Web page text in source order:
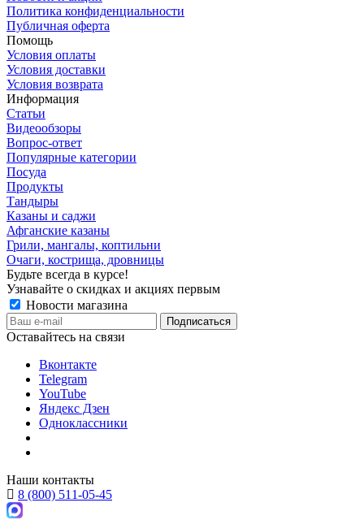
Политика конфиденциальности
Публичная оферта
Помощь
Условия оплаты
Условия доставки
Условия возврата
Информация
Статьи
Видеообзоры
Вопрос-ответ
Популярные категории
Посуда
Продукты
Тандыры
Казаны и саджи
Афганские казаны
Грили, мангалы, коптильни
Очаги, кострища, дровницы
Будьте всегда в курсе!
Узнавайте о скидках и акциях первым
Новости магазина
Оставайтесь на связи
Вконтакте
Telegram
YouTube
Яндекс Дзен
Одноклассники
Наши контакты
8 (800) 511-05-45